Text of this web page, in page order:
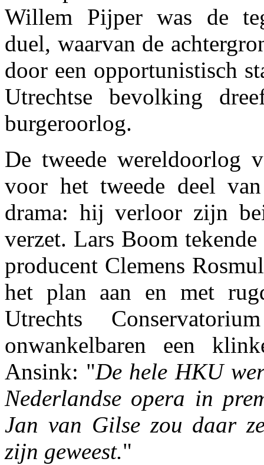
Willem Pijper was de
duel, waarvan de
door een opportunistisch
Utrechtse bevolking
burgeroorlog.
De tweede wereldoorlog
voor het tweede deel
drama: hij verloor zijn
verzet. Lars Boom
producent Clemens
het plan aan en met
Utrechts
onwankelbaren een
Ansink: "De hele HKU
Nederlandse opera in
Jan van Gilse zou daar
zijn geweest."